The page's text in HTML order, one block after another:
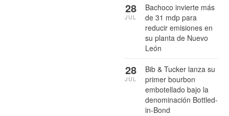
Bachoco invierte más
de 31 mdp para
reducir emisiones en
su planta de Nuevo
León
28
JUL
Bib & Tucker lanza su
primer bourbon
embotellado bajo la
denominación Bottled-
in-Bond
28
JUL